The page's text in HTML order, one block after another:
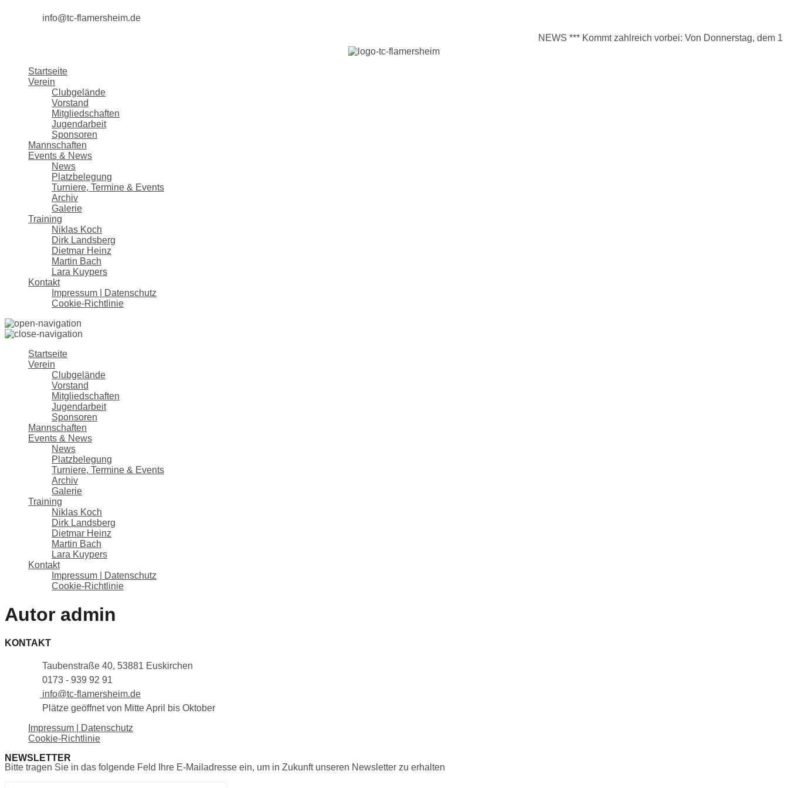
info@tc-flamersheim.de
NEWS *** Kommt zahlreich vorbei: Von Donnerstag, dem 17.
Startseite
Verein
Clubgelände
Vorstand
Mitgliedschaften
Jugendarbeit
Sponsoren
Mannschaften
Events & News
News
Platzbelegung
Turniere, Termine & Events
Archiv
Galerie
Training
Niklas Koch
Dirk Landsberg
Dietmar Heinz
Martin Bach
Lara Kuypers
Kontakt
Impressum | Datenschutz
Cookie-Richtlinie
Startseite
Verein
Clubgelände
Vorstand
Mitgliedschaften
Jugendarbeit
Sponsoren
Mannschaften
Events & News
News
Platzbelegung
Turniere, Termine & Events
Archiv
Galerie
Training
Niklas Koch
Dirk Landsberg
Dietmar Heinz
Martin Bach
Lara Kuypers
Kontakt
Impressum | Datenschutz
Cookie-Richtlinie
Autor admin
KONTAKT
Taubenstraße 40, 53881 Euskirchen
0173 - 939 92 91
info@tc-flamersheim.de
Plätze geöffnet von Mitte April bis Oktober
Impressum | Datenschutz
Cookie-Richtlinie
NEWSLETTER
Bitte tragen Sie in das folgende Feld Ihre E-Mailadresse ein, um in Zukunft unseren Newsletter zu erhalten